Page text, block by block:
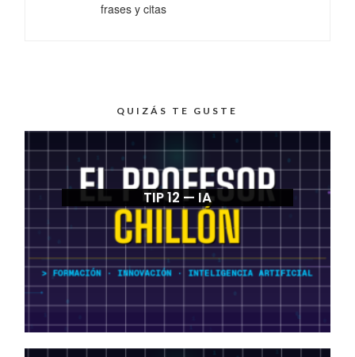
frases y citas
QUIZÁS TE GUSTE
TIP 12 — IA